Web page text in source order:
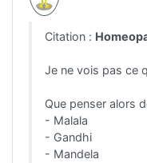
Citation :
Je ne vois pas ce
Que penser alors
- Malala
- Gandhi
- Mandela